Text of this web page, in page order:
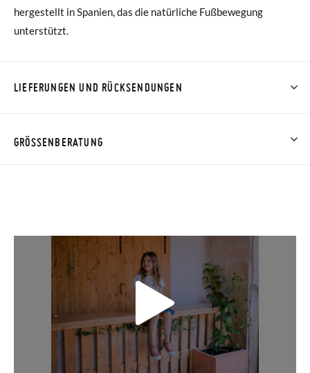
hergestellt in Spanien, das die natürliche Fußbewegung
unterstützt.
LIEFERUNGEN UND RÜCKSENDUNGEN
Bestellungen unter 40 € kostet der Standardversand 4,95 €;
Falls Ihre Schuhe ankommen und nicht ganz Ihren
Vorstellungen entsprechen, können Sie ganz einfach eine
kostenlose Rücksendung beantragen.
Wenn Sie ein Kundenkonto haben, loggen Sie sich einfach ein,
um den Vorgang zu starten. Wenn Sie als Gast bestellt haben,
besuchen Sie bitte unsere
Ruecksendung
und geben Sie Ihre
GRÖSSENBERATUNG